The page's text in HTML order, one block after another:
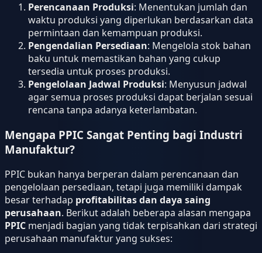
Perencanaan Produksi: Menentukan jumlah dan
waktu produksi yang diperlukan berdasarkan data
permintaan dan kemampuan produksi.
Pengendalian Persediaan: Mengelola stok bahan
baku untuk memastikan bahan yang cukup
tersedia untuk proses produksi.
Pengelolaan Jadwal Produksi: Menyusun jadwal
agar semua proses produksi dapat berjalan sesuai
rencana tanpa adanya keterlambatan.
Mengapa PPIC Sangat Penting bagi Industri
Manufaktur?
PPIC bukan hanya berperan dalam perencanaan dan
pengelolaan persediaan, tetapi juga memiliki dampak
besar terhadap profitabilitas dan daya saing
perusahaan. Berikut adalah beberapa alasan mengapa
PPIC menjadi bagian yang tidak terpisahkan dari strategi
perusahaan manufaktur yang sukses: